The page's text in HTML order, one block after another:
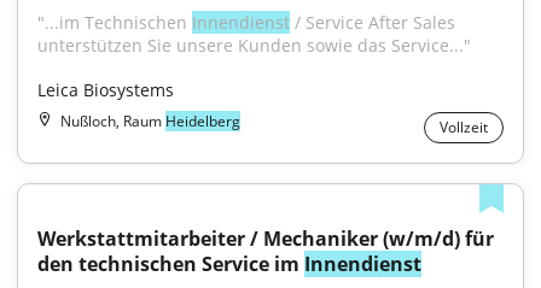
"...im Technischen Innendienst / Service After Sales
unterstützen Sie unsere Kunden sowie das Service..."
Leica Biosystems
Nußloch, Raum Heidelberg Vollzeit
Werkstattmitarbeiter / Mechaniker (w/m/d) für
den technischen Service im Innendienst